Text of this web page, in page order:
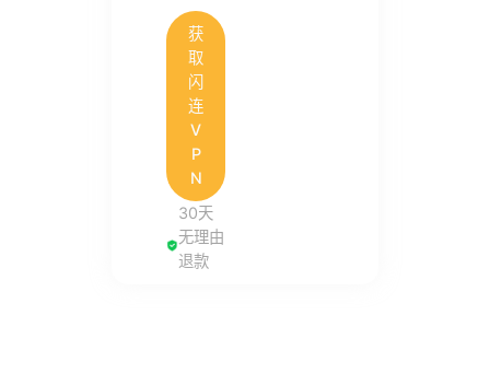
获
取
闪
连
V
P
N
30天
无理由
退款